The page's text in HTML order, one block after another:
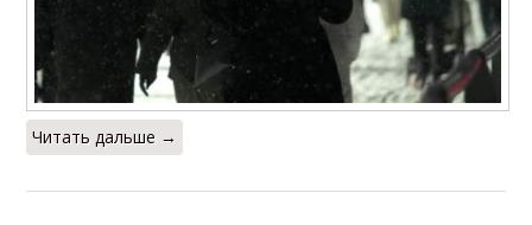
Читать дальше →